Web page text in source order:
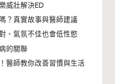
威壯解決ED
？真實故事與醫師建議
、氣氛不佳也會低性慾
的關聯
醫師教你改善習慣與生活